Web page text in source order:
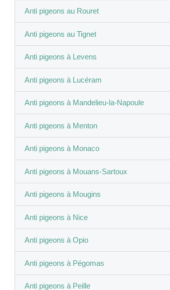
Anti pigeons au Rouret
Anti pigeons au Tignet
Anti pigeons à Levens
Anti pigeons à Lucéram
Anti pigeons à Mandelieu-la-Napoule
Anti pigeons à Menton
Anti pigeons à Monaco
Anti pigeons à Mouans-Sartoux
Anti pigeons à Mougins
Anti pigeons à Nice
Anti pigeons à Opio
Anti pigeons à Pégomas
Anti pigeons à Peille